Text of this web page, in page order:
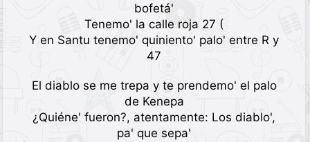
bofetá'
Tenemo' la calle roja 27 (
Y en Santu tenemo' quiniento' palo' entre R y
47
El diablo se me trepa y te prendemo' el palo
de Kenepa
¿Quiéne' fueron?, atentamente: Los diablo',
pa' que sepa'